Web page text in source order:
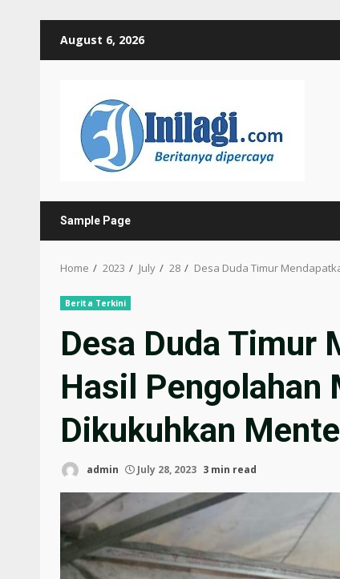
August 6, 2026
Sample Page
Home 2023 July 28 Desa Duda Timur
Berita Terkini
Desa Duda Timur
Hasil Pengolahan
Dikukuhkan
admin July 28, 2023 3 min read